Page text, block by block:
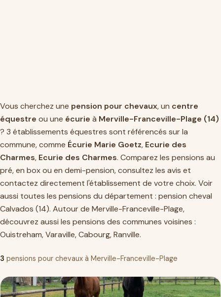
Vous cherchez une pension pour chevaux, un centre
équestre ou une écurie à Merville-Franceville-Plage (14)
? 3 établissements équestres sont référencés sur la
commune, comme Écurie Marie Goetz, Ecurie des
Charmes, Ecurie des Charmes. Comparez les pensions au
pré, en box ou en demi-pension, consultez les avis et
contactez directement l'établissement de votre choix. Voir
aussi toutes les pensions du département : pension cheval
Calvados (14). Autour de Merville-Franceville-Plage,
découvrez aussi les pensions des communes voisines :
Ouistreham,Varaville,Cabourg,Ranville.
3 pensions pour chevaux à Merville-Franceville-Plage